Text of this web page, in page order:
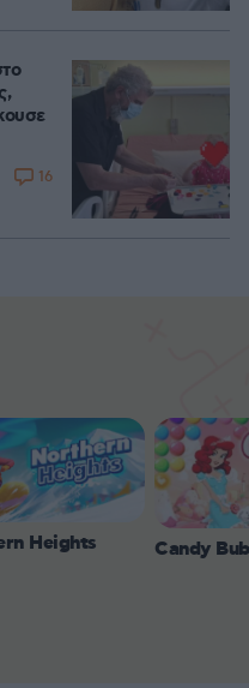
16
Heights Candy